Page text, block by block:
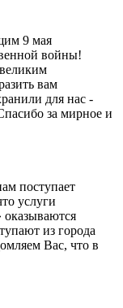
9 мая
войны!
вам
для нас -
за мирное и
поступает
услуги
из города
Вас, что в